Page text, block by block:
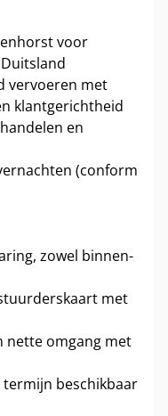
voor
vervoeren met
klantgerichtheid
en
(conform
zowel binnen-
met
nette omgang met
beschikbaar